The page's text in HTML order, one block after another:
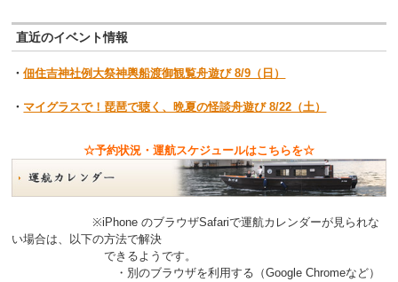
直近のイベント情報
・佃住吉神社例大祭神輿船渡御観覧舟遊び 8/9（日）
・ マイグラスで！琵琶で聴く、晩夏の怪談舟遊び 8/22（土）
☆予約状況・運航スケジュールはこちらを☆
※iPhone のブラウザSafariで運航カレンダーが見られな
い場合は、以下の方法で解決
できるようです。
・別のブラウザを利用する（Google Chromeなど）